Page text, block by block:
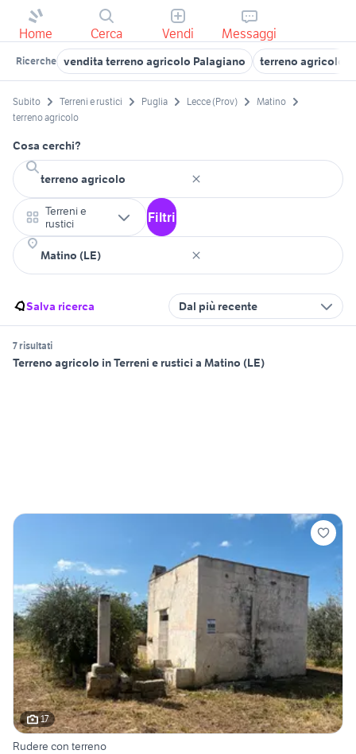
Home Cerca Vendi Messaggi
Ricerche vendita terreno agricolo Palagiano terreno agricolo
Subito Terreni e rustici Puglia Lecce (Prov)
Matino
terreno agricolo
Cosa cerchi?
Terreni e
rustici
Filtri
Salva ricerca Dal più recente
7 risultati
Terreno agricolo in Terreni e rustici a Matino (LE)
17
Rudere con terreno